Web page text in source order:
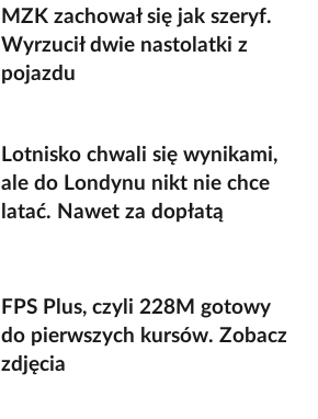
MZK zachował się jak szeryf.
Wyrzucił dwie nastolatki z
pojazdu
Lotnisko chwali się wynikami,
ale do Londynu nikt nie chce
latać. Nawet za dopłatą
FPS Plus, czyli 228M gotowy
do pierwszych kursów. Zobacz
zdjęcia